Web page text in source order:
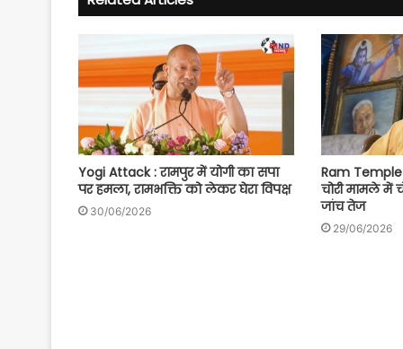
Yogi Attack : रामपुर में योगी का सपा
पर हमला, रामभक्ति को लेकर घेरा विपक्ष
30/06/2026
Ram Temple
चोरी मामले में
जांच तेज
29/06/2026